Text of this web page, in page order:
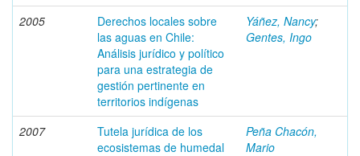
2005
Derechos locales sobre
las aguas en Chile:
Análisis jurídico y político
para una estrategia de
gestión pertinente en
territorios indígenas
Yáñez, Nancy;
Gentes, Ingo
2007
Tutela jurídica de los
ecosistemas de humedal
Peña Chacón,
Mario